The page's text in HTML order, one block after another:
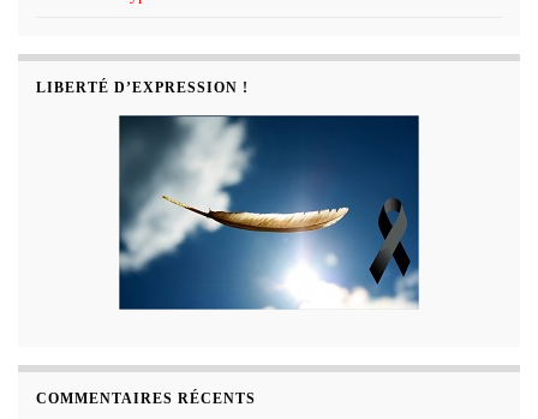
LIBERTÉ D’EXPRESSION !
COMMENTAIRES RÉCENTS